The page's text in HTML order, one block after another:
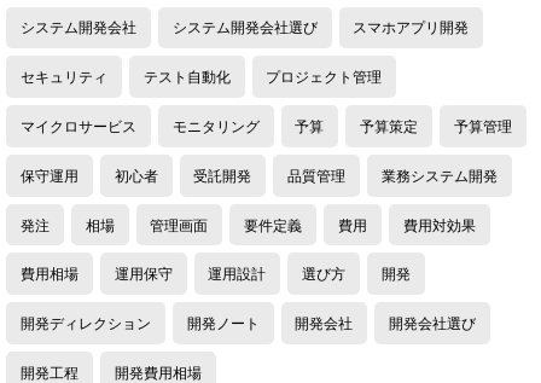
システム開発会社 システム開発会社選び スマホアプリ開発
セキュリティ テスト自動化 プロジェクト管理
マイクロサービス モニタリング 予算 予算策定 予算管理
保守運用 初心者 受託開発 品質管理 業務システム開発
発注 相場 管理画面 要件定義 費用 費用対効果
費用相場 運用保守 運用設計 選び方 開発
開発ディレクション 開発ノート 開発会社 開発会社選び
開発工程 開発費用相場